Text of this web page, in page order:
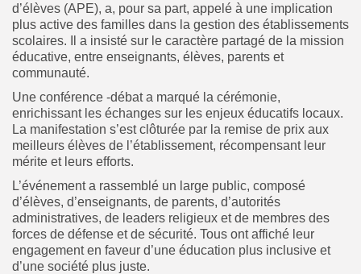
d’élèves (APE), a, pour sa part, appelé à une implication
plus active des familles dans la gestion des établissements
scolaires. Il a insisté sur le caractère partagé de la mission
éducative, entre enseignants, élèves, parents et
communauté.
Une conférence -débat a marqué la cérémonie,
enrichissant les échanges sur les enjeux éducatifs locaux.
La manifestation s’est clôturée par la remise de prix aux
meilleurs élèves de l’établissement, récompensant leur
mérite et leurs efforts.
L’événement a rassemblé un large public, composé
d’élèves, d’enseignants, de parents, d’autorités
administratives, de leaders religieux et de membres des
forces de défense et de sécurité. Tous ont affiché leur
engagement en faveur d’une éducation plus inclusive et
d’une société plus juste.